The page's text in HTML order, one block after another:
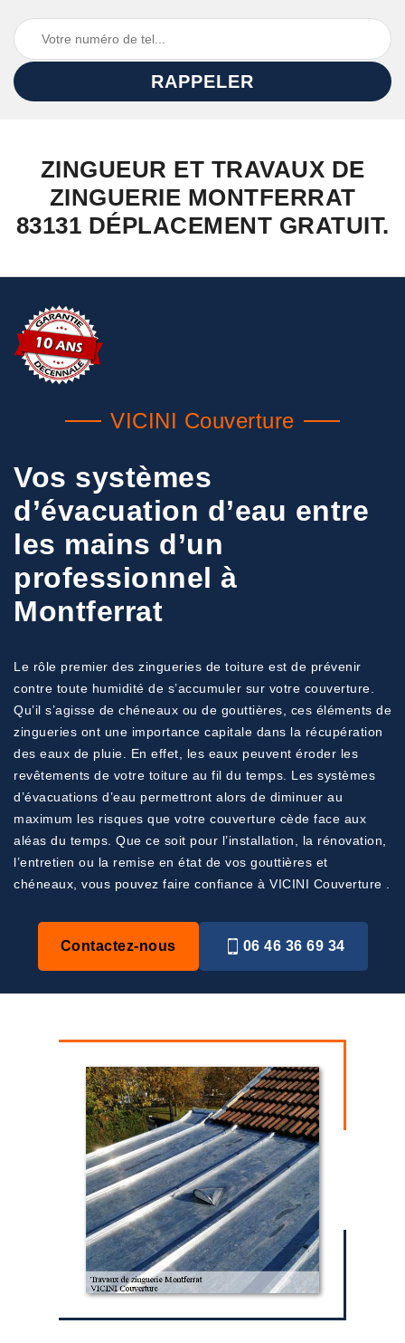
ZINGUEUR ET TRAVAUX DE
ZINGUERIE MONTFERRAT
83131 DÉPLACEMENT GRATUIT.
VICINI Couverture
Vos systèmes
d’évacuation d’eau entre
les mains d’un
professionnel à
Montferrat
Le rôle premier des zingueries de toiture est de prévenir
contre toute humidité de s’accumuler sur votre couverture.
Qu’il s’agisse de chéneaux ou de gouttières, ces éléments de
zingueries ont une importance capitale dans la récupération
des eaux de pluie. En effet, les eaux peuvent éroder les
revêtements de votre toiture au fil du temps. Les systèmes
d’évacuations d’eau permettront alors de diminuer au
maximum les risques que votre couverture cède face aux
aléas du temps. Que ce soit pour l’installation, la rénovation,
l’entretien ou la remise en état de vos gouttières et
chéneaux, vous pouvez faire confiance à VICINI Couverture .
Contactez-nous 06 46 36 69 34